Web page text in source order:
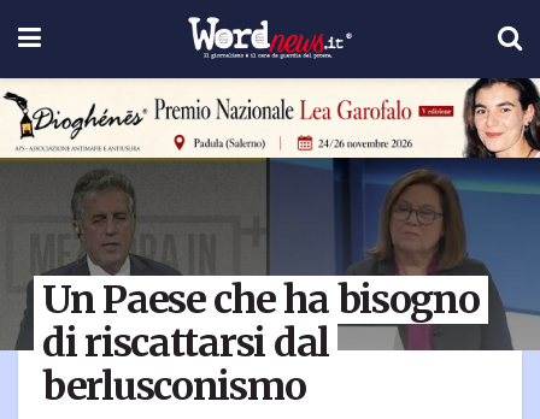
Un Paese che ha bisogno
di riscattarsi dal
berlusconismo